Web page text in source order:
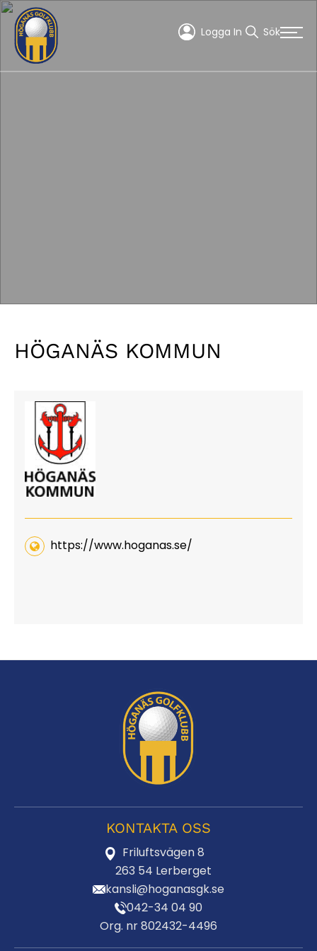
Logga In Sök
HÖGANÄS KOMMUN
https://www.hoganas.se/
KONTAKTA OSS
Friluftsvägen 8
263 54 Lerberget
kansli@hoganasgk.se
042-34 04 90
Org. nr 802432-4496